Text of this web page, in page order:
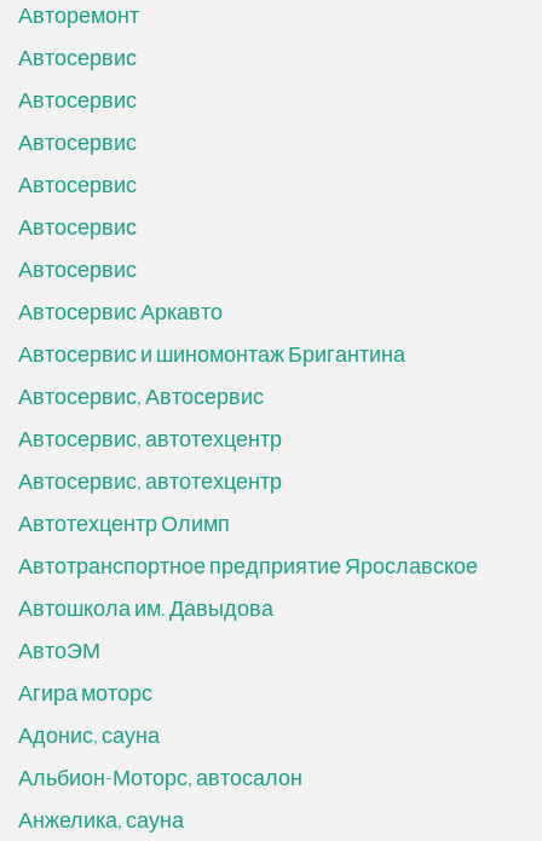
Авторемонт
Автосервис
Автосервис
Автосервис
Автосервис
Автосервис
Автосервис
Автосервис Аркавто
Автосервис и шиномонтаж Бригантина
Автосервис, Автосервис
Автосервис, автотехцентр
Автосервис, автотехцентр
Автотехцентр Олимп
Автотранспортное предприятие Ярославское
Автошкола им. Давыдова
АвтоЭМ
Агира моторс
Адонис, сауна
Альбион-Моторс, автосалон
Анжелика, сауна